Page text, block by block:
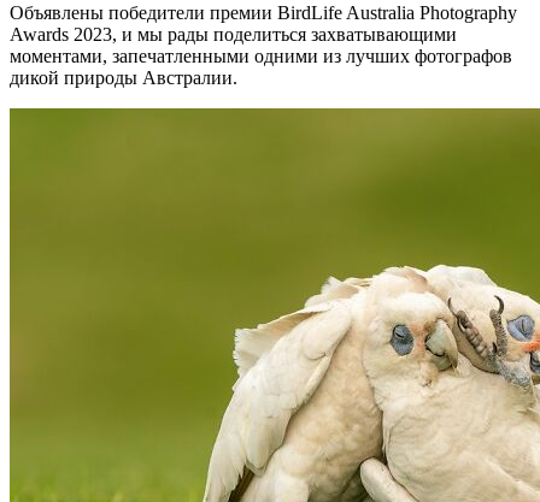
Объявлены победители премии BirdLife Australia Photography
Awards 2023, и мы рады поделиться захватывающими
моментами, запечатленными одними из лучших фотографов
дикой природы Австралии.